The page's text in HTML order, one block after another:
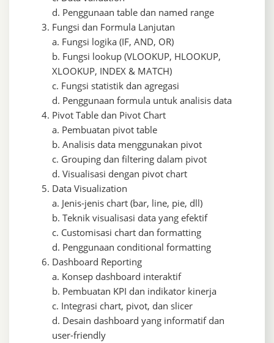
d. Penggunaan table dan named range
Fungsi dan Formula Lanjutan
a. Fungsi logika (IF, AND, OR)
b. Fungsi lookup (VLOOKUP, HLOOKUP,
XLOOKUP, INDEX & MATCH)
c. Fungsi statistik dan agregasi
d. Penggunaan formula untuk analisis data
Pivot Table dan Pivot Chart
a. Pembuatan pivot table
b. Analisis data menggunakan pivot
c. Grouping dan filtering dalam pivot
d. Visualisasi dengan pivot chart
Data Visualization
a. Jenis-jenis chart (bar, line, pie, dll)
b. Teknik visualisasi data yang efektif
c. Customisasi chart dan formatting
d. Penggunaan conditional formatting
Dashboard Reporting
a. Konsep dashboard interaktif
b. Pembuatan KPI dan indikator kinerja
c. Integrasi chart, pivot, dan slicer
d. Desain dashboard yang informatif dan
user-friendly